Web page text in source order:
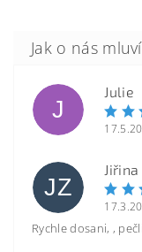
J
Julie
JZ
Rychle dosani, ,